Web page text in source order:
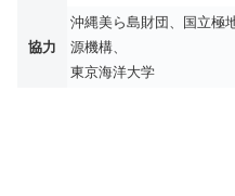
協力
沖縄美ら島財団、国立極
源機構、
東京海洋大学